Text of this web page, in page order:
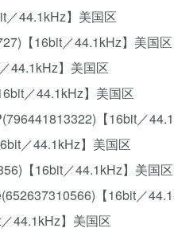
／44.1kHz】美国区
【16bit／44.1kHz】美国区
44.1kHz】美国区
／44.1kHz】美国区
【16bit／
／44.1kHz】美国区
【16bit／44.1kHz】美国区
【16bit／
44.1kHz】美国区